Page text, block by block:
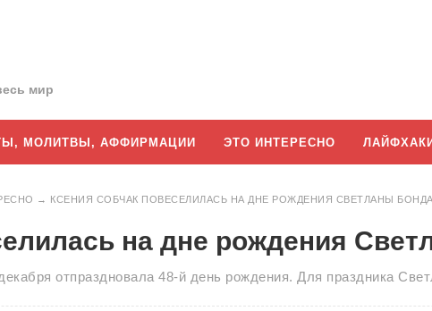
мир
МОЛИТВЫ, АФФИРМАЦИИ ЭТО ИНТЕРЕСНО ЛАЙФХАКИ
→ КСЕНИЯ СОБЧАК ПОВЕСЕЛИЛАСЬ НА ДНЕ РОЖДЕНИЯ СВЕТЛАНЫ
на дне рождения
отпраздновала 48-й день рождения. Для праздника